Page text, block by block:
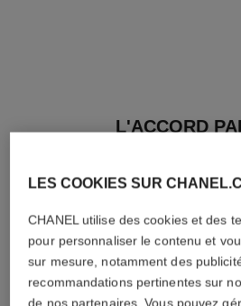
L'ACCORD
LES COOKIES SUR
CHANEL utilise des cookies et des
pour personnaliser le contenu et
sur mesure, notamment des
recommandations pertinentes sur
de nos partenaires. Vous pouvez